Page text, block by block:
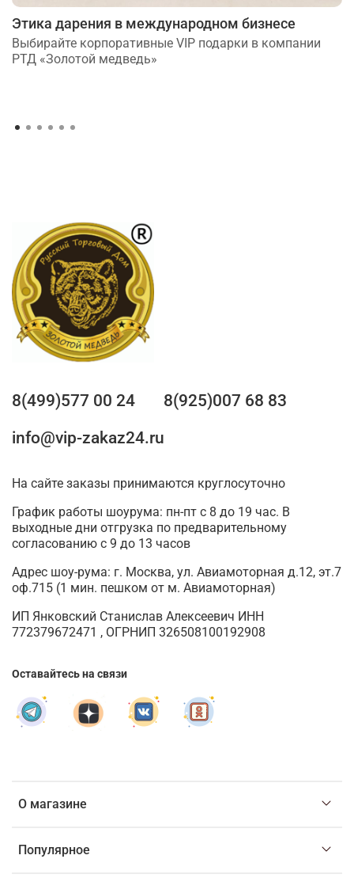
Этика дарения в международном бизнесе
Выбирайте корпоративные VIP подарки в компании
РТД «Золотой медведь»
О магазине
Популярное
8(499)577 00 24
8(925)007 68 83
info@vip-zakaz24.ru
На сайте заказы принимаются круглосуточно
График работы шоурума: пн-пт с 8 до 19 час. В
выходные дни отгрузка по предварительному
согласованию с 9 до 13 часов
Адрес шоу-рума: г. Москва, ул. Авиамоторная д.12, эт.7
оф.715 (1 мин. пешком от м. Авиамоторная)
ИП Янковский Станислав Алексеевич ИНН
772379672471 , ОГРНИП 326508100192908
Оставайтесь на связи